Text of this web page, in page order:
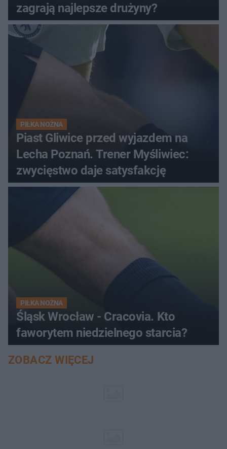
zagrają najlepsze drużyny?
PIŁKA NOŻNA
Piast Gliwice przed wyjazdem na
Lecha Poznań. Trener Myśliwiec:
zwycięstwo daje satysfakcję
PIŁKA NOŻNA
Śląsk Wrocław - Cracovia. Kto
faworytem niedzielnego starcia?
ZOBACZ WIĘCEJ